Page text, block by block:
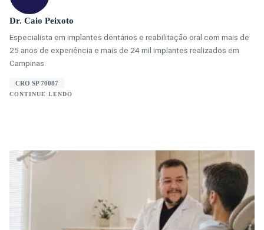
Dr. Caio Peixoto
Especialista em implantes dentários e reabilitação oral com mais de
25 anos de experiência e mais de 24 mil implantes realizados em
Campinas.
CRO SP 70087
CONTINUE LENDO